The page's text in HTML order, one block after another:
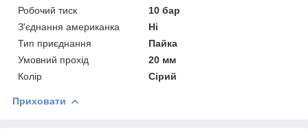
Робочий тиск
10 бар
З'єднання американка
Ні
Тип приєднання
Пайка
Умовний прохід
20 мм
Колір
Сірий
Приховати